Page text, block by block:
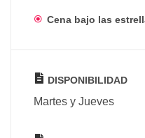
Cena bajo las
DISPONIBILIDAD
Martes y Jueves